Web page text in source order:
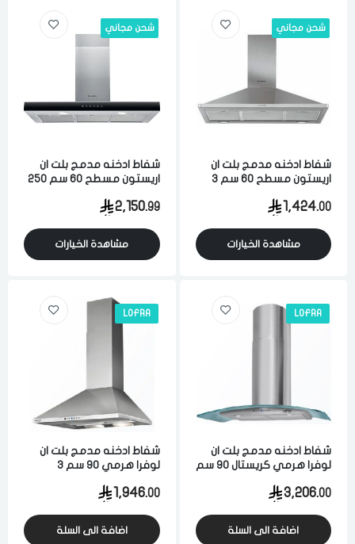
شحن مجاني
شفاط ادخنه مدمج بلت ان
اريستون مسطح 60 سم 3
1,424.00
مشاهدة الخيارات
شحن مجاني
شفاط ادخنه مدمج بلت ان
اريستون مسطح 60 سم 250
2,150.99
مشاهدة الخيارات
LOFRA
شفاط ادخنه مدمج بلت ان
لوفرا هرمي كريستال 90 سم
3,206.00
اضافة الى السلة
LOFRA
شفاط ادخنه مدمج بلت ان
لوفرا هرمي 90 سم 3
1,946.00
اضافة الى السلة